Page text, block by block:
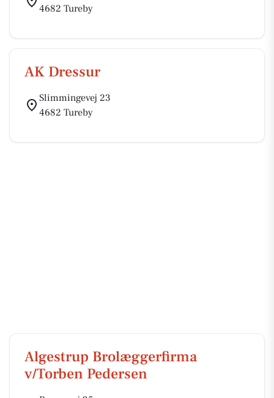
4682 Tureby
AK Dressur
Slimmingevej 23
4682 Tureby
Algestrup Brolæggerfirma
v/Torben Pedersen